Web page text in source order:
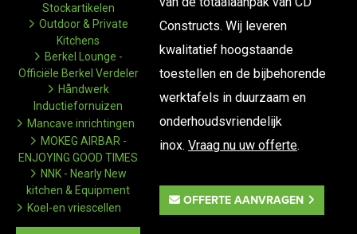
Stockartikelen
Outdoor & Private
Kitchens
Berkel Lounge -
Officiële Berkel Verdeler
Håndwerk
Inductiefornuizen
Mancave inrichtingen
MOKEG AIRBAR -
ENJOYING GOOD TIMES
NNK - Nearly New
kitchen & Equipment
Koel-en vriescellen
Constructs. Wij leveren
kwalitatief hoogstaande
toestellen en de bijbehorende
werktafels in duurzaam en
onderhoudsvriendelijk
inox. Vraag nu uw offerte.
OFFERTE AANVRAGEN